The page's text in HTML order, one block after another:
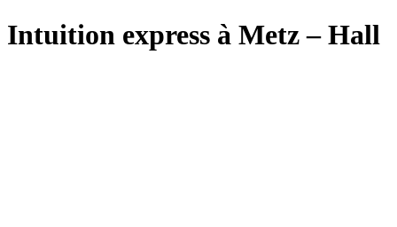
Intuition express à Metz – Hall